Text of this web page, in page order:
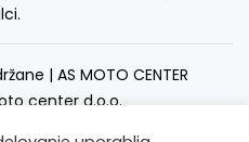
| AS MOTO CENTER
center d.o.o.